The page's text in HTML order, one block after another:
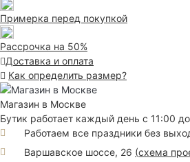
Примерка перед покупкой
Рассрочка на 50%
Доставка и оплата
Как определить размер?
Магазин в Москве
Бутик работает каждый день с 11:00
Работаем все праздники без
Варшавское шоссе, 26 (схема